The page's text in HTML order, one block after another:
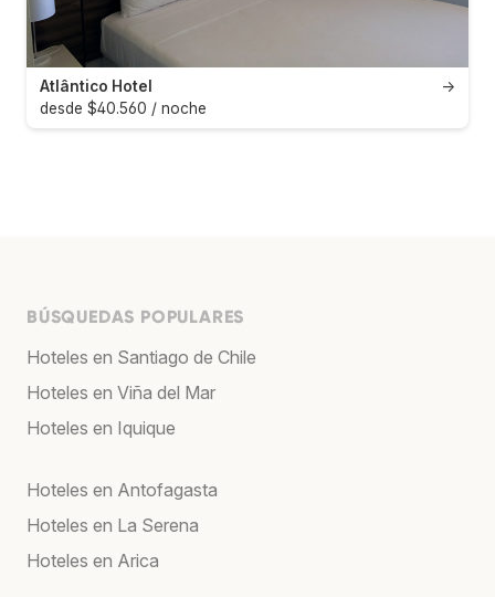
→
Atlântico Hotel
desde $40.560 / noche
BÚSQUEDAS POPULARES
Hoteles en Santiago de Chile
Hoteles en Viña del Mar
Hoteles en Iquique
Hoteles en Antofagasta
Hoteles en La Serena
Hoteles en Arica